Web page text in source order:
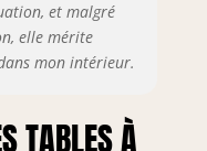
et malgré
elle mérite
mon intérieur.
TABLES À